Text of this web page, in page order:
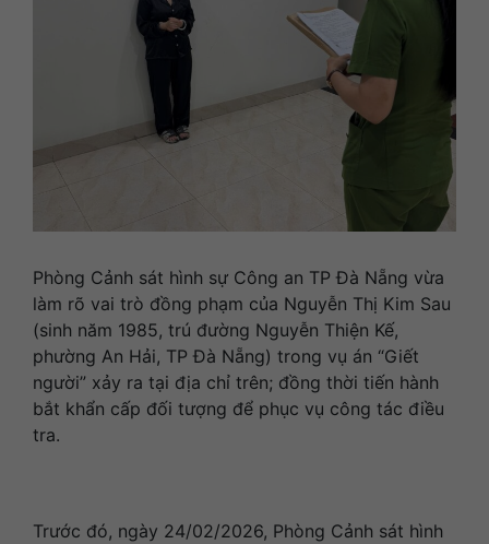
Phòng Cảnh sát hình sự Công an TP Đà Nẵng vừa
làm rõ vai trò đồng phạm của Nguyễn Thị Kim Sau
(sinh năm 1985, trú đường Nguyễn Thiện Kế,
phường An Hải, TP Đà Nẵng) trong vụ án “Giết
người” xảy ra tại địa chỉ trên; đồng thời tiến hành
bắt khẩn cấp đối tượng để phục vụ công tác điều
tra.
Trước đó, ngày 24/02/2026, Phòng Cảnh sát hình